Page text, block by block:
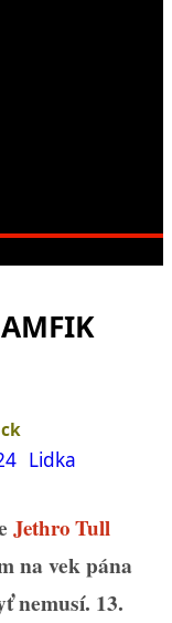
Lidka
Jethro Tull
na vek pána
nemusí. 13.